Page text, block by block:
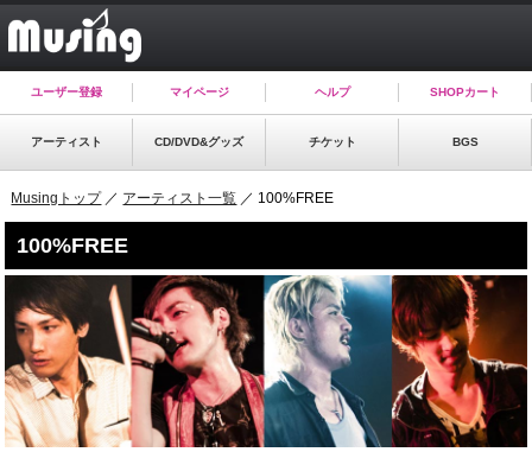
ユーザー登録 マイページ ヘルプ SHOPカート
アーティスト CD/DVD&グッズ チケット BGS
Musingトップ／ アーティスト一覧 ／ 100%FREE
100%FREE